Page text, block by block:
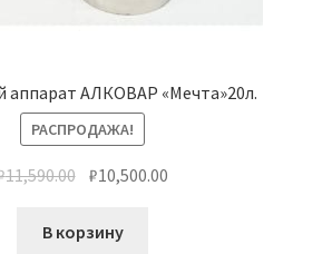
аппарат АЛКОВАР «Мечта»20л.
РАСПРОДАЖА!
11,590.00 ₽10,500.00
В корзину